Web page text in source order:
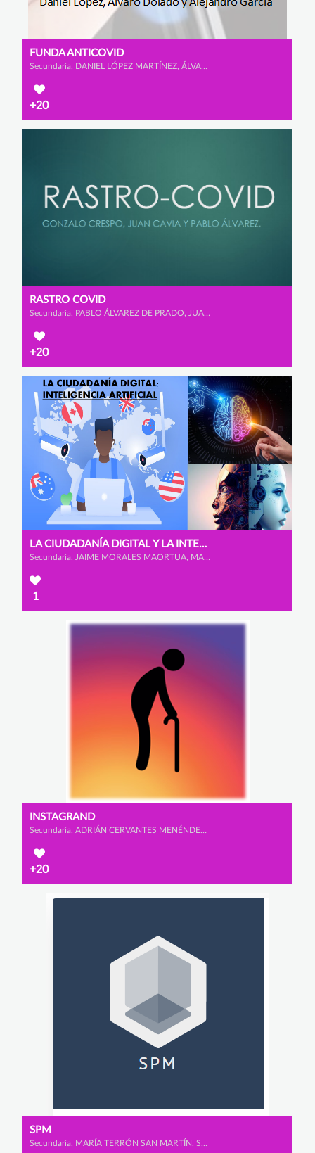
FUNDA ANTICOVID
Secundaria, DANIEL LÓPEZ MARTÍNEZ, ÁLVARO DOLADO MONTERO y ALEJANDRO GARCÍA CALAMARDO
+20
RASTRO COVID
Secundaria, PABLO ÁLVAREZ DE PRADO, JUAN CAVIA BELDA y GONZALO CRESPO RODRÍGUEZ
+20
LA CIUDADANÍA DIGITAL Y LA INTELIGENCIA ARTIFICIAL
Secundaria, JAIME MORALES MAORTUA, MARIO MARCOS MATEOS y ÁLVARO GONZÁLEZ BENITO
1
INSTAGRAND
Secundaria, ADRIÁN CERVANTES MENÉNDEZ, GONZALO GARCÍA FERNÁMDEZ y MARIO FAURA SANZ
+20
SPM
Secundaria, MARÍA TERRÓN SAN MARTÍN, SARA SAAD MARTÍN y PATRICIA RUIZ DEL PORTAL RODRÍGUEZ